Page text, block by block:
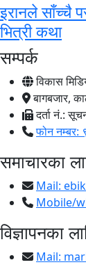
इरानले साँच्चै
भित्री कथा
सम्पर्क
विकास
बागबजार,
दर्ता नं.:
फोन
समाचारका
Mail:
Mobile/
विज्ञापनका
Mail: